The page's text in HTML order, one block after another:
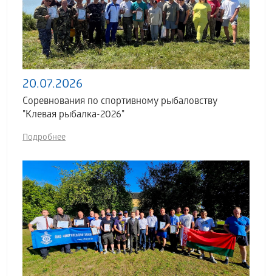
20.07.2026
Соревнования по спортивному рыбаловству
"Клевая рыбалка-2026"
Подробнее